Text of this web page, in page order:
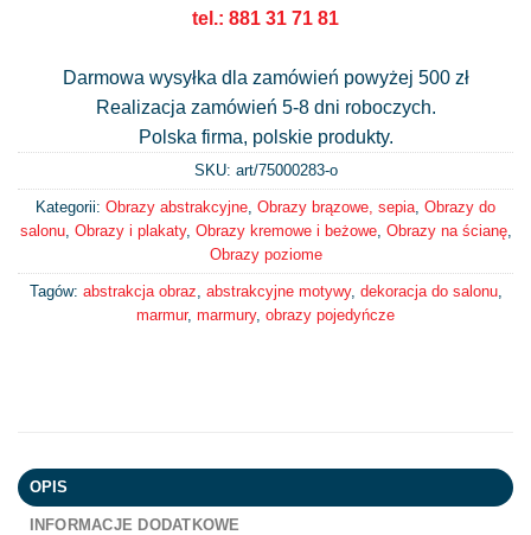
tel.: 881 31 71 81
Darmowa wysyłka dla zamówień powyżej 500 zł
Realizacja zamówień 5-8 dni roboczych.
Polska firma, polskie produkty.
SKU: art/75000283-o
Kategorii: Obrazy abstrakcyjne Obrazy brązowe, sepia Obrazy do
salonu, Obrazy i plakaty, Obrazy kremowe i beżowe, Obrazy na ścianę,
Obrazy poziome
Tagów: abstrakcja obraz abstrakcyjne motywy, dekoracja do salonu,
marmur, marmury, obrazy pojedyńcze
OPIS
INFORMACJE DODATKOWE